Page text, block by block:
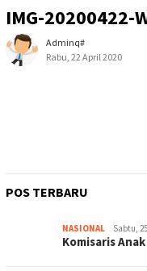
IMG-20200422-
Adminq#
Rabu, 22 April 2020
POS TERBARU
NASIONAL Sabtu,
Komisaris